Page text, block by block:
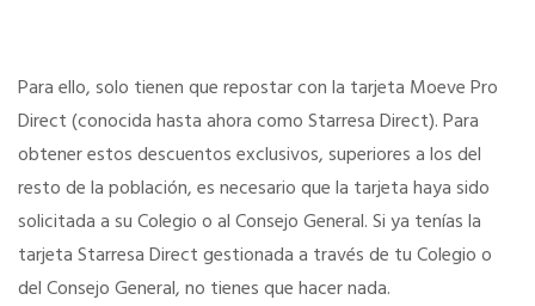
Título Oficial
Tu Carnet Profesional, ahora Digital
Ahorra en carburantes
Para ello, solo tienen que repostar con la tarjeta Moeve Pro
Direct (conocida hasta ahora como Starresa Direct). Para
obtener estos descuentos exclusivos, superiores a los del
resto de la población, es necesario que la tarjeta haya sido
solicitada a su Colegio o al Consejo General. Si ya tenías la
tarjeta Starresa Direct gestionada a través de tu Colegio o
del Consejo General, no tienes que hacer nada.